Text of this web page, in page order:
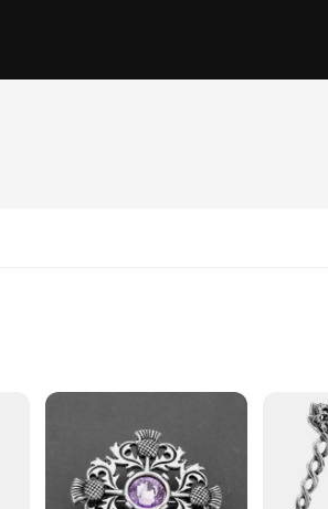
tartan with the practicality of modern design.
attending a casual gathering or a formal